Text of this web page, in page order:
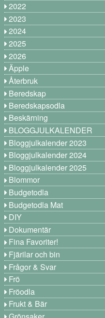
2022
2023
2024
2025
2026
Äpple
Återbruk
Beredskap
Beredskapsodla
Beskärning
BLOGGJULKALENDER
Bloggjulkalender 2023
Bloggjulkalender 2024
Bloggjulkalender 2025
Blommor
Budgetodla
Budgetodla Mat
DIY
Dokumentär
Fina Favoriter!
Fjärilar och bin
Frågor & Svar
Frö
Fröodla
Frukt & Bär